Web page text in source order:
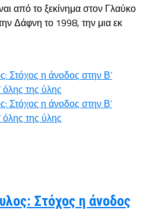
από το ξεκίνημα στον Γλαύκο
Δάφνη το 1998, την μια εκ
Στόχος η άνοδος